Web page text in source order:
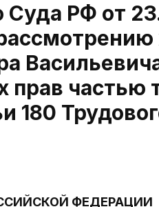
РФ от
прав частью
180
ФЕДЕРАЦИИ